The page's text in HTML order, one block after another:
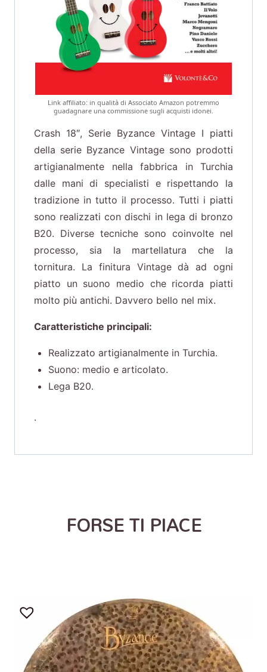
Link affiliato: in qualità di Associato Amazon potremmo
guadagnare una commissione sugli acquisti idonei.
Crash 18″, Serie Byzance Vintage I piatti
della serie Byzance Vintage sono prodotti
artigianalmente nella fabbrica in Turchia
dalle mani di specialisti e rispettando la
tradizione in tutto il processo. Tutti i piatti
sono realizzati con dischi in lega di bronzo
B20. Diverse tecniche sono coinvolte nel
processo, sia la martellatura che la
tornitura. La finitura Vintage dà ad ogni
piatto un suono medio che ricorda piatti
molto più antichi. Davvero bello nel mix.
Caratteristiche principali:
Realizzato artigianalmente in Turchia.
Suono: medio e articolato.
Lega B20.
.
FORSE TI PIACE